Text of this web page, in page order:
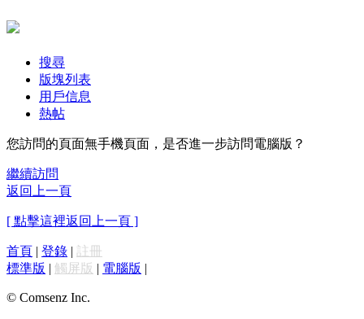
搜尋
版塊列表
用戶信息
熱帖
您訪問的頁面無手機頁面，是否進一步訪問電腦版？
繼續訪問
返回上一頁
[ 點擊這裡返回上一頁 ]
首頁 | 登錄 | 註冊
標準版 | 觸屏版 | 電腦版 |
© Comsenz Inc.